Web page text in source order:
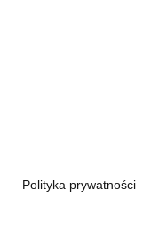
Polityka prywatności